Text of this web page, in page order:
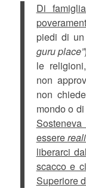
Di
piedi di
guru place”
le
non
non
mondo o
essere
liberarci
scacco e
Superiore